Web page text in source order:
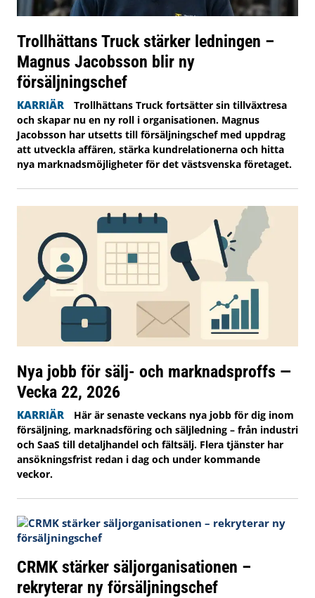
Trollhättans Truck stärker ledningen –
Magnus Jacobsson blir ny
försäljningschef
KARRIÄR
Trollhättans Truck fortsätter sin tillväxtresa
och skapar nu en ny roll i organisationen. Magnus
Jacobsson har utsetts till försäljningschef med uppdrag
att utveckla affären, stärka kundrelationerna och hitta
nya marknadsmöjligheter för det västsvenska företaget.
Nya jobb för sälj- och marknadsproffs —
Vecka 22, 2026
KARRIÄR
Här är senaste veckans nya jobb för dig inom
försäljning, marknadsföring och säljledning – från industri
och SaaS till detaljhandel och fältsälj. Flera tjänster har
ansökningsfrist redan i dag och under kommande
veckor.
CRMK stärker säljorganisationen –
rekryterar ny försäljningschef